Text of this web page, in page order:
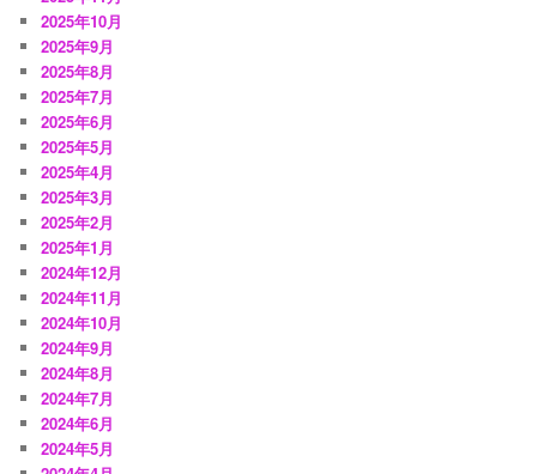
2025年10月
2025年9月
2025年8月
2025年7月
2025年6月
2025年5月
2025年4月
2025年3月
2025年2月
2025年1月
2024年12月
2024年11月
2024年10月
2024年9月
2024年8月
2024年7月
2024年6月
2024年5月